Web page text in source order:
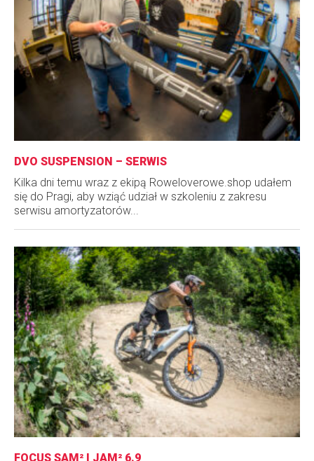
DVO SUSPENSION – SERWIS
Kilka dni temu wraz z ekipą Roweloverowe.shop udałem
się do Pragi, aby wziąć udział w szkoleniu z zakresu
serwisu amortyzatorów...
FOCUS SAM² I JAM² 6.9